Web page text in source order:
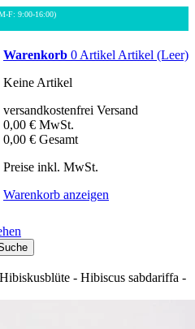
F: 9:00-16:00)
Warenkorb 0 Artikel Artikel (Leer)
Keine Artikel
versandkostenfrei Versand
0,00 € MwSt.
0,00 € Gesamt
Preise inkl. MwSt.
Warenkorb anzeigen
Hibiskusblüte - Hibiscus sabdariffa -